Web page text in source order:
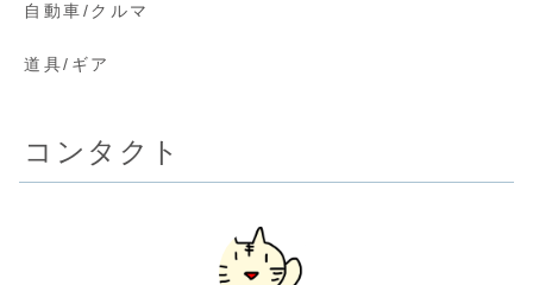
自動車/クルマ
道具/ギア
コンタクト